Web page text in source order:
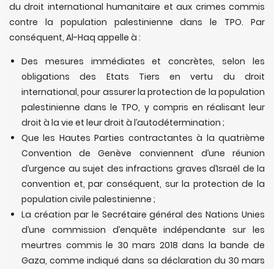
du droit international humanitaire et aux crimes commis
contre la population palestinienne dans le TPO. Par
conséquent, Al-Haq appelle à :
Des mesures immédiates et concrètes, selon les
obligations des Etats Tiers en vertu du droit
international, pour assurer la protection de la population
palestinienne dans le TPO, y compris en réalisant leur
droit à la vie et leur droit à l’autodétermination ;
Que les Hautes Parties contractantes à la quatrième
Convention de Genève conviennent d’une réunion
d’urgence au sujet des infractions graves d’Israël de la
convention et, par conséquent, sur la protection de la
population civile palestinienne ;
La création par le Secrétaire général des Nations Unies
d’une commission d’enquête indépendante sur les
meurtres commis le 30 mars 2018 dans la bande de
Gaza, comme indiqué dans sa déclaration du 30 mars